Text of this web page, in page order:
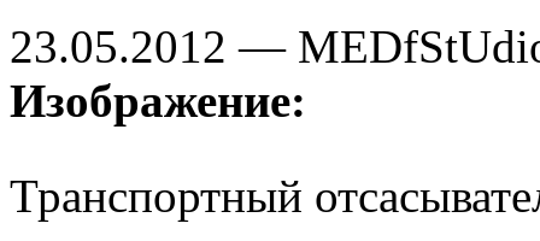
23.05.2012 —
Изображение:
Транспортный